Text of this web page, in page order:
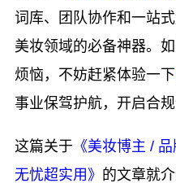
词库、团队协作和一站
美妆领域的必备神器。
烦恼，不妨赶紧体验一下
事业保驾护航，开启合规
这篇关于 《美妆博主 /
无忧超实用》 的文章就